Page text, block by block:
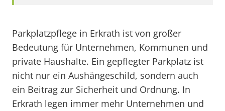
Parkplatzpflege in Erkrath ist von großer
Bedeutung für Unternehmen, Kommunen und
private Haushalte. Ein gepflegter Parkplatz ist
nicht nur ein Aushängeschild, sondern auch
ein Beitrag zur Sicherheit und Ordnung. In
Erkrath legen immer mehr Unternehmen und